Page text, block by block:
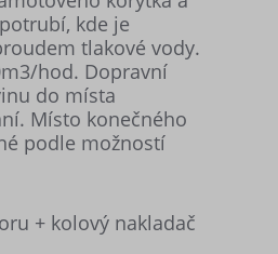
kde je
tlakové vody.
hod. Dopravní
do místa
Místo konečného
podle možností
+ kolový nakladač